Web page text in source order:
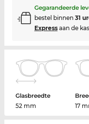
Gegarandeerde
bestel binnen 31
Expressaan de
Glasbreedte
52 mm
17